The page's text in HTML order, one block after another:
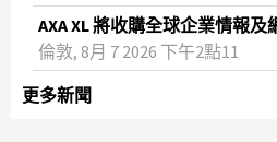
AXA XL 將收購全球企業情報及
倫敦, 8月 7 2026 下午2點11
更多新聞